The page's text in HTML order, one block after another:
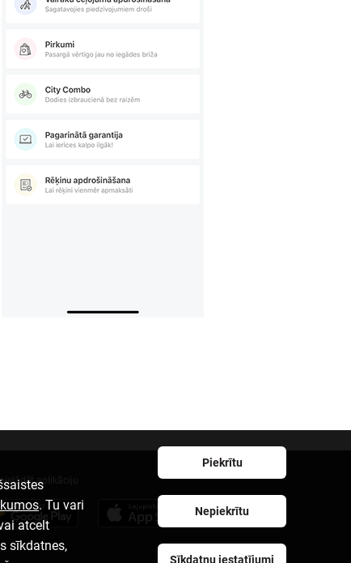
. Tu vari
atcelt
sīkdatnes,
Piekrītu
Nepiekrītu
Sīkdatņu iestatījumi
aplikāciju